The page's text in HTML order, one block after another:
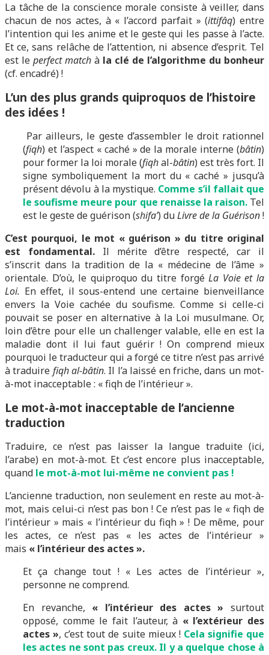
La tâche de la conscience morale consiste à veiller, dans
chacun de nos actes, à « l’accord parfait » (ittifâq) entre
l’intention qui les anime et le geste qui les passe à l’acte.
Et ce, sans relâche de l’attention, ni absence d’esprit. Tel
est le perfect match à la clé de l’algorithme du bonheur
(cf. encadré) !
L’un des plus grands quiproquos de l’histoire
des idées !
Par ailleurs, le geste d’assembler le droit rationnel
(fiqh) et l’aspect « caché » de la morale interne (bâtin)
pour former la loi morale (fiqhal-bâtin) est très fort. Il
signe symboliquement la mort du « caché » jusqu’à
présent dévolu à la mystique. Comme s’il fallait que
le soufisme meure pour que renaisse la raison.Tel
est le geste de guérison (shifa’) duLivre de la Guérison!
C’est pourquoi, le mot « guérison » du titre original
est fondamental.Il mérite d’être respecté, car il
s’inscrit dans la tradition de la « médecine de l’âme »
orientale. D’où, le quiproquo du titre forgéLa Voie et la
Loi. En effet, il sous-entend une certaine bienveillance
envers la Voie cachée du soufisme. Comme si celle-ci
pouvait se poser en alternative à la Loi musulmane. Or,
loin d’être pour elle un challenger valable, elle en est la
maladie dont il lui faut guérir ! On comprend mieux
pourquoi le traducteur qui a forgé ce titre n’est pas arrivé
à traduire fiqh al-bâtin. Il l’a laissé en friche, dans un mot-
à-mot inacceptable : « fiqh de l’intérieur ».
Le mot-à-mot inacceptable de l’ancienne
traduction
Traduire, ce n’est pas laisser la langue traduite (ici,
l’arabe) en mot-à-mot. Et c’est encore plus inacceptable,
quand le mot-à-mot lui-même ne convient pas !
L’ancienne traduction, non seulement en reste au mot-à-
mot, mais celui-ci n’est pas bon ! Ce n’est pas le « fiqh de
l’intérieur » mais « l’intérieur du fiqh » ! De même, pour
les actes, ce n’est pas « les actes de l’intérieur »
mais « l’intérieur des actes ».
Et ça change tout ! « Les actes de l’intérieur »,
personne ne comprend.
En revanche, « l’intérieur des actes » surtout
opposé, comme le fait l’auteur, à « l’extérieur des
actes », c’est tout de suite mieux ! Cela signifie que
les actes ne sont pas creux. Il y a quelque chose à